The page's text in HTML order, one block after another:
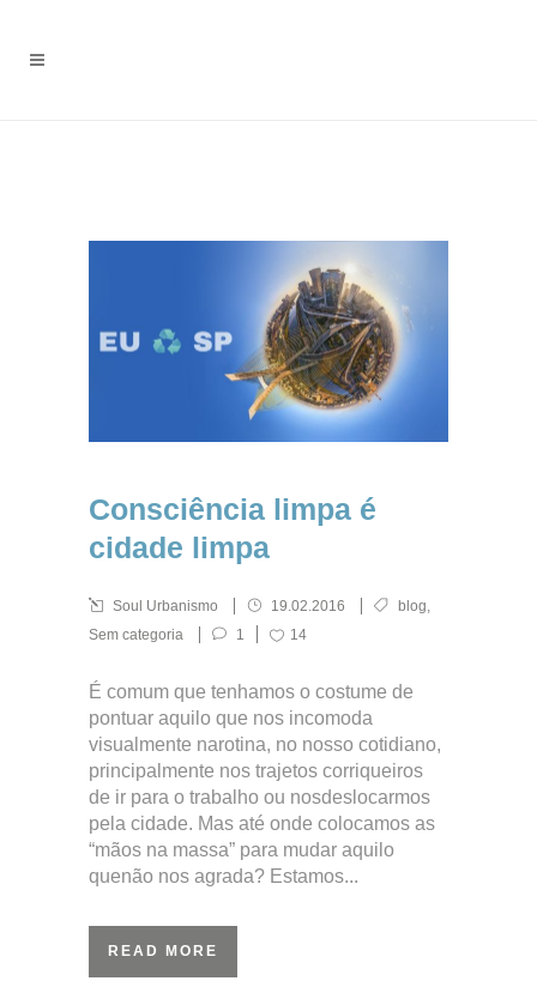
Consciência limpa é
cidade limpa
Soul Urbanismo 19.02.2016 blog,
Sem categoria
1 14
É comum que tenhamos o costume de
pontuar aquilo que nos incomoda
visualmente narotina, no nosso cotidiano,
principalmente nos trajetos corriqueiros
de ir para o trabalho ou nosdeslocarmos
pela cidade. Mas até onde colocamos as
“mãos na massa” para mudar aquilo
quenão nos agrada? Estamos...
READ MORE